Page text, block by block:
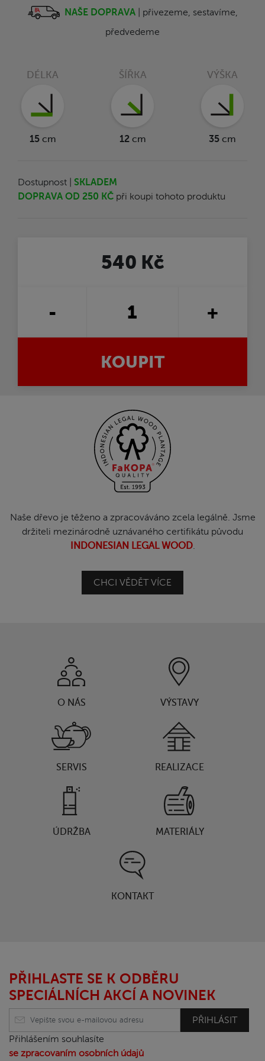
NAŠE DOPRAVA| přivezeme, sestavíme,
předvedeme
DÉLKA
15 cm
ŠÍŘKA
12 cm
VÝŠKA
35 cm
Dostupnost | SKLADEM
DOPRAVA OD 250 KČ při koupi tohoto produktu
540 Kč
- +
KOUPIT
Naše dřevo je těženo a zpracováváno zcela legálně. Jsme
držiteli mezinárodně uznávaného certifikátu původu
INDONESIAN LEGAL WOOD.
CHCI VĚDĚT VÍCE
O NÁS VÝSTAVY
SERVIS REALIZACE
ÚDRŽBA MATERIÁLY
KONTAKT
PŘIHLASTE SE K ODBĚRU
SPECIÁLNÍCH AKCÍ A NOVINEK
PŘIHLÁSIT
Přihlášením souhlasíte
se zpracovaním osobních údajů